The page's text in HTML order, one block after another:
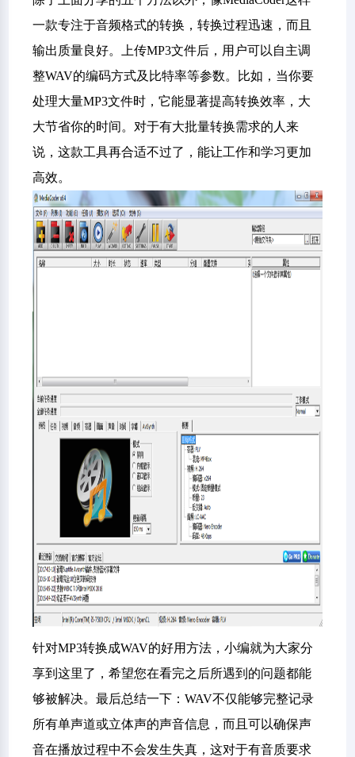
一款专注于音频格式的转换，转换过程迅速，而且
输出质量良好。上传MP3文件后，用户可以自主调
整WAV的编码方式及比特率等参数。比如，当你要
处理大量MP3文件时，它能显著提高转换效率，大
大节省你的时间。对于有大批量转换需求的人来
说，这款工具再合适不过了，能让工作和学习更加
高效。
针对MP3转换成WAV的好用方法，小编就为大家分
享到这里了，希望您在看完之后所遇到的问题都能
够被解决。最后总结一下：WAV不仅能够完整记录
所有单声道或立体声的声音信息，而且可以确保声
音在播放过程中不会发生失真，这对于有音质要求